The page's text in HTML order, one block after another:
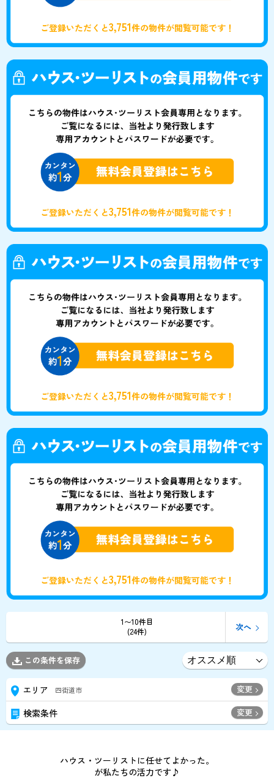
ご登録いただくと3,751件の物件が閲覧可能です！
ご登録いただくと3,751件の物件が閲覧可能です！
ご登録いただくと3,751件の物件が閲覧可能です！
ご登録いただくと3,751件の物件が閲覧可能です！
1〜10件目
(24件)
次へ
この条件を保存
エリア 四街道市 変更
検索条件 変更
ハウス・ツーリストに任せてよかった。
が私たちの活力です♪